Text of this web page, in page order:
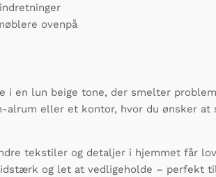
ovenpå
lun beige tone, der smelter
eller et kontor, hvor du ønsker at
tekstiler og detaljer i hjemmet får
og let at vedligeholde – perfekt